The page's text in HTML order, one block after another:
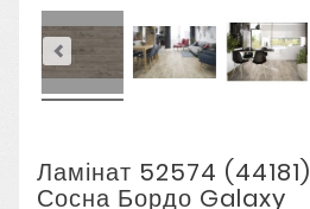
Ламінат 52574 (44181)
Сосна Бордо Galaxy